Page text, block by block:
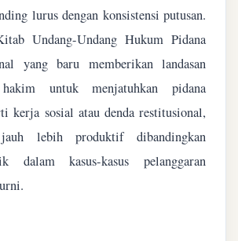
lurus dengan konsistensi putusan.
Undang-Undang Hukum Pidana
yang baru memberikan landasan
untuk menjatuhkan pidana
kerja sosial atau denda restitusional,
lebih produktif dibandingkan
dalam kasus-kasus pelanggaran